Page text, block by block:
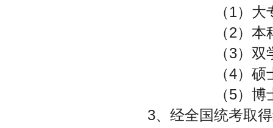
（1）大专毕
（2）本科毕
（3）双学士学
（4）硕士学
（5）博士
3、经全国统考取